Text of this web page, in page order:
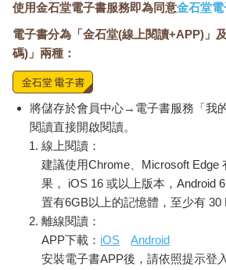
使用金石堂電子書服務即為同意金石堂
電子書分為「金石堂(線上閱讀+APP)」
碼)」兩種：
將儲存於會員中心→電子書服務「我
閱讀直接開啟閱讀。
線上閱讀：
建議使用Chrome、Microsoft Edge
果， iOS 16 或以上版本，Android
置有6GB以上的記憶體，至少有 30
離線閱讀：
APP下載： iOS
Android
安裝電子書APP後，請依照提示登